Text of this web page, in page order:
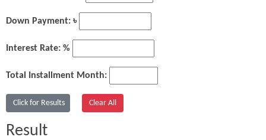
Down Payment: ৳
Interest Rate: %
Total Installment Month:
Result